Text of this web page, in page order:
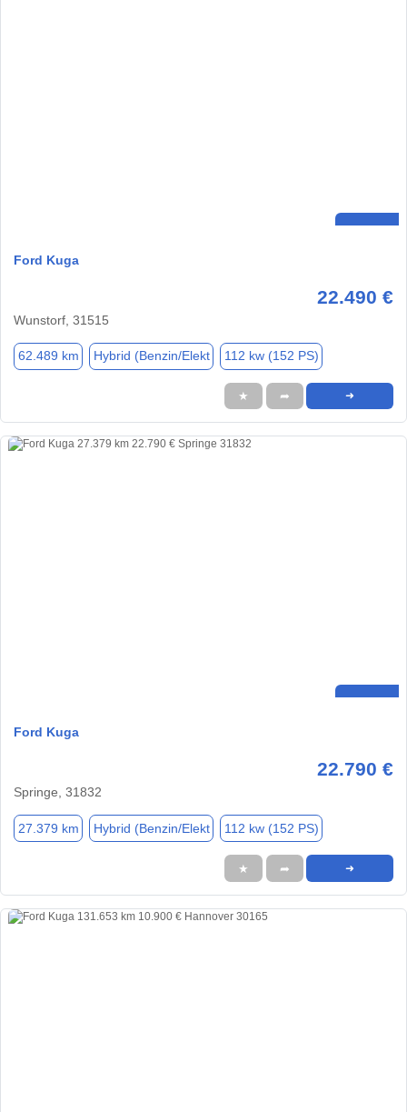
Ford Kuga
22.490 €
Wunstorf, 31515
62.489 km Hybrid (Benzin/Elekt 112 kw (152 PS)
★ ➦ ➜
Ford Kuga
22.790 €
Springe, 31832
27.379 km Hybrid (Benzin/Elekt 112 kw (152 PS)
★ ➦ ➜